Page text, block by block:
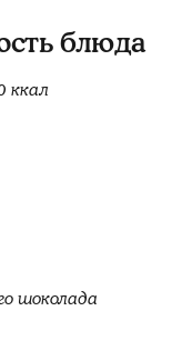
блюда
ккал
шоколада